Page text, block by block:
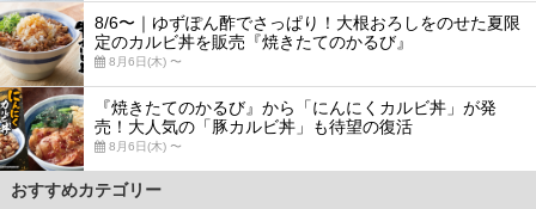
8/6〜｜ゆずぽん酢でさっぱり！大根おろしをのせた夏限
定のカルビ丼を販売『焼きたてのかるび』
8月6日(木) 〜
『焼きたてのかるび』から「にんにくカルビ丼」が発
売！大人気の「豚カルビ丼」も待望の復活
8月6日(木) 〜
おすすめカテゴリー